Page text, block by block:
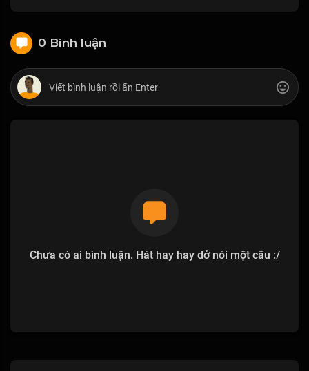
0 Bình luận
Chưa có ai bình luận. Hát hay hay dở nói một câu :/